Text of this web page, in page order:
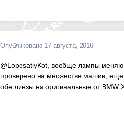
Опубликовано 17 августа, 2016
@LoposatiyKot, вообще лампы
проверено на множестве машин, ещё
обе линзы на оригинальные от BMW